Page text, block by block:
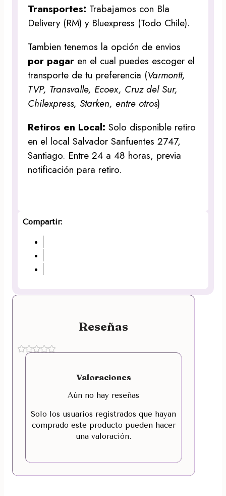
Transportes: Trabajamos con Bla
Delivery (RM) y Bluexpress (Todo Chile).
Tambien tenemos la opción de envios
por pagar en el cual puedes escoger el
transporte de tu preferencia (Varmontt,
TVP, Transvalle, Ecoex, Cruz del Sur,
Chilexpress, Starken, entre otros)
Retiros en Local:Solo disponible retiro
en el local Salvador Sanfuentes 2747,
Santiago. Entre 24 a 48 horas, previa
notificación para retiro.
Compartir:
Reseñas
Valoraciones
Aún no hay reseñas
Solo los usuarios registrados que hayan
comprado este producto pueden hacer
una valoración.